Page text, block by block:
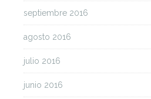
septiembre 2016
agosto 2016
julio 2016
junio 2016